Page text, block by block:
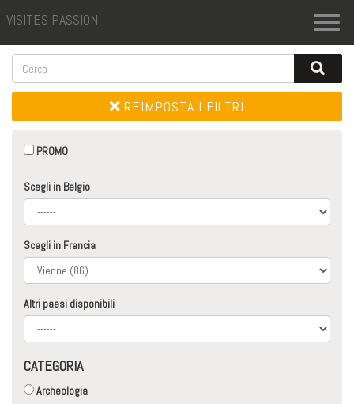
VISITES PASSION
REIMPOSTA I FILTRI
PROMO
Scegli in Belgio
Scegli in Francia
Altri paesi disponibili
CATEGORIA
Archeologia